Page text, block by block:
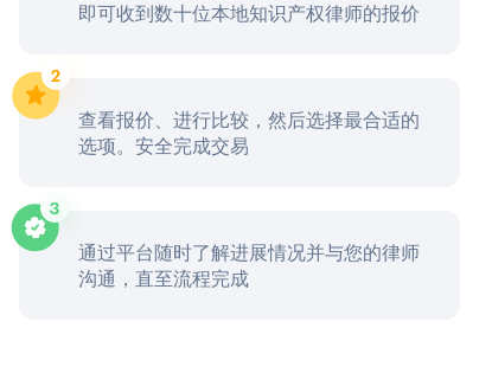
即可收到数十位本地知识产权律师的报价
查看报价、进行比较，然后选择最合适的
选项。安全完成交易
通过平台随时了解进展情况并与您的律师
沟通，直至流程完成